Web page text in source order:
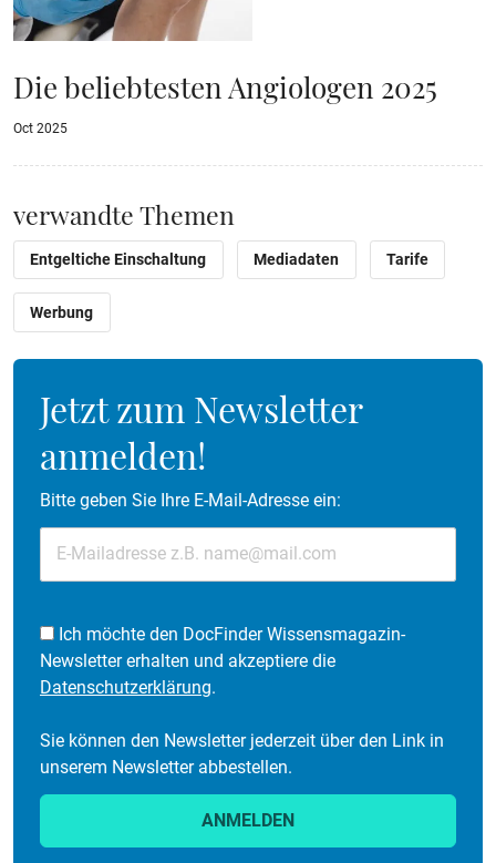
Die beliebtesten Angiologen 2025
Oct 2025
verwandte Themen
Entgeltiche Einschaltung Mediadaten Tarife
Werbung
Jetzt zum Newsletter
anmelden!
Bitte geben Sie Ihre E-Mail-Adresse ein:
Ich möchte den DocFinder Wissensmagazin-
Newsletter erhalten und akzeptiere die
Datenschutzerklärung.
Sie können den Newsletter jederzeit über den Link in
unserem Newsletter abbestellen.
ANMELDEN